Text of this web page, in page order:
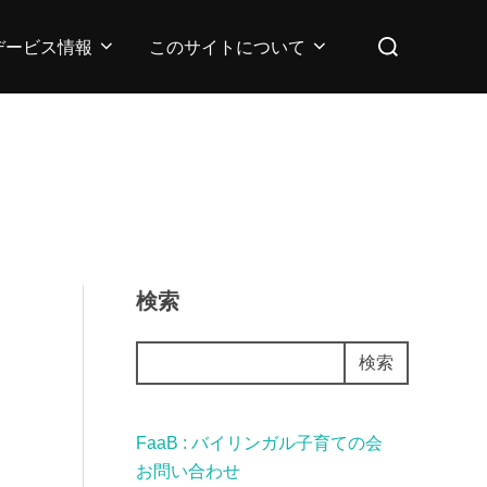
ービス情報 このサイトについて
検
対
検索
検索
FaaB : バイリンガル子育ての会
お問い合わせ